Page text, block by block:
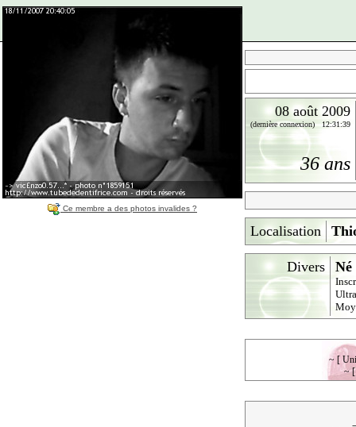
Ce membre a des photos invalides ?
08 août 2009
(dernière connexion) 12:31:39
36 ans
Localisation
Divers Né
~ [
~